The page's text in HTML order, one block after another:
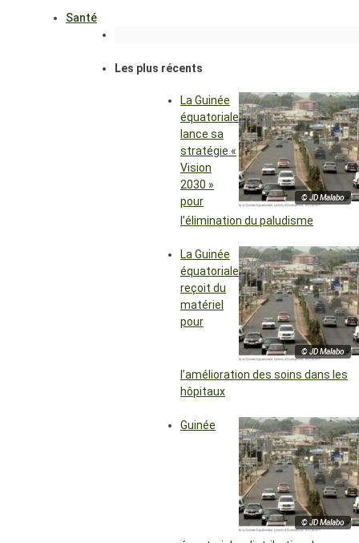
Santé
Les plus récents
© JD Malabo
La Guinée
équatoriale
lance sa
stratégie «
Vision
2030 »
pour
l’élimination du paludisme
© JD Malabo
La Guinée
équatoriale
reçoit du
matériel
pour
l’amélioration des soins dans les
hôpitaux
© JD Malabo
Guinée